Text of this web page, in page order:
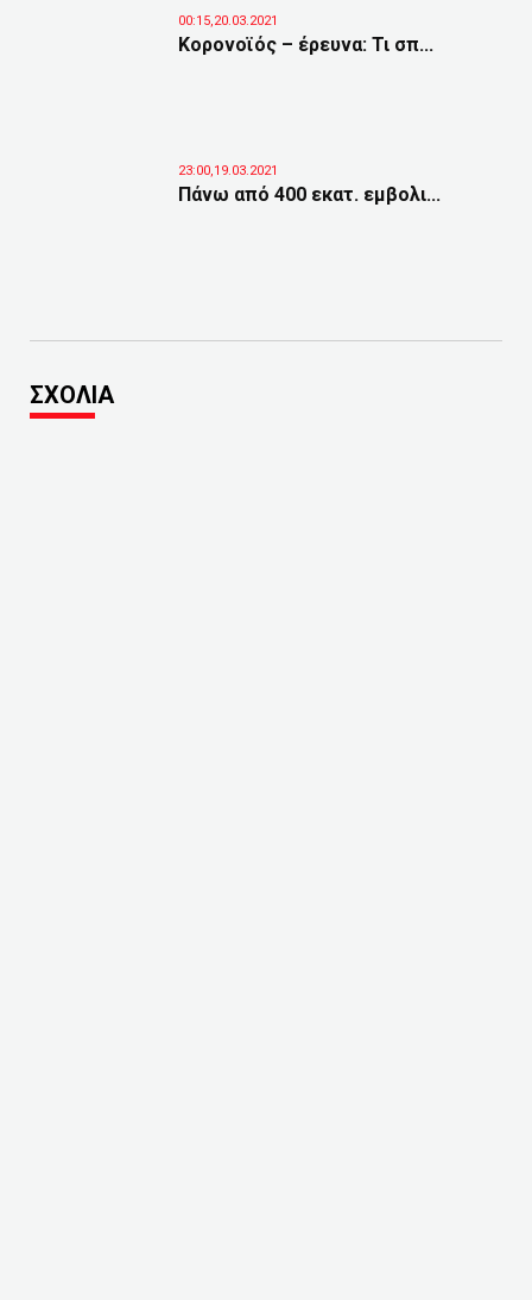
00:15,20.03.2021
Κορονοϊός – έρευνα: Τι σπ...
23:00,19.03.2021
Πάνω από 400 εκατ. εμβολι...
ΣΧΟΛΙΑ